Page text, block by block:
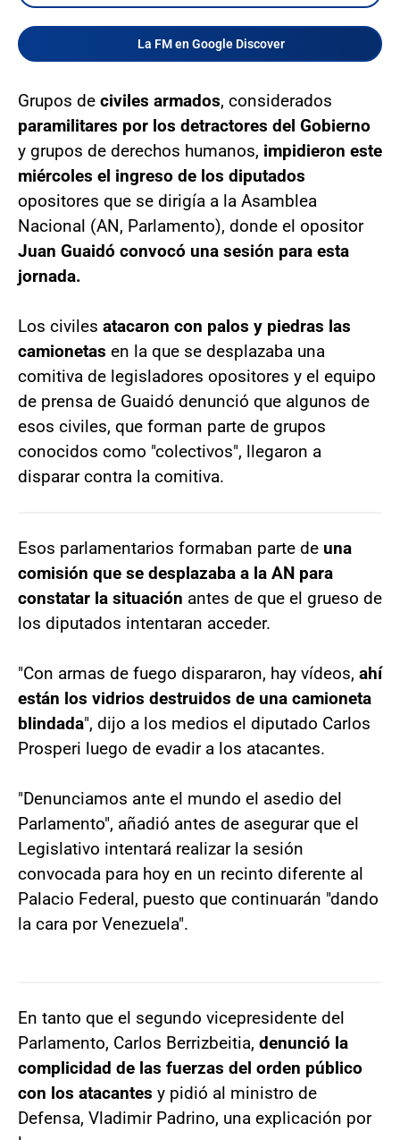
La FM en Google Discover
Grupos de civiles armados, considerados
paramilitares por los detractores del Gobierno
y grupos de derechos humanos, impidieron este
miércoles el ingreso de los diputados
opositores que se dirigía a la Asamblea
Nacional (AN, Parlamento), donde el opositor
Juan Guaidó convocó una sesión para esta
jornada.
Los civiles atacaron con palos y piedras las
camionetas en la que se desplazaba una
comitiva de legisladores opositores y el equipo
de prensa de Guaidó denunció que algunos de
esos civiles, que forman parte de grupos
conocidos como "colectivos", llegaron a
disparar contra la comitiva.
Esos parlamentarios formaban parte de una
comisión que se desplazaba a la AN para
constatar la situación antes de que el grueso de
los diputados intentaran acceder.
"Con armas de fuego dispararon, hay vídeos, ahí
están los vidrios destruidos de una camioneta
blindada", dijo a los medios el diputado Carlos
Prosperi luego de evadir a los atacantes.
"Denunciamos ante el mundo el asedio del
Parlamento", añadió antes de asegurar que el
Legislativo intentará realizar la sesión
convocada para hoy en un recinto diferente al
Palacio Federal, puesto que continuarán "dando
la cara por Venezuela".
En tanto que el segundo vicepresidente del
Parlamento, Carlos Berrizbeitia, denunció la
complicidad de las fuerzas del orden público
con los atacantes y pidió al ministro de
Defensa, Vladimir Padrino, una explicación por